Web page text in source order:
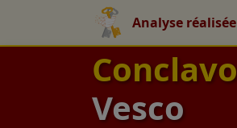
Analyse
Vesco